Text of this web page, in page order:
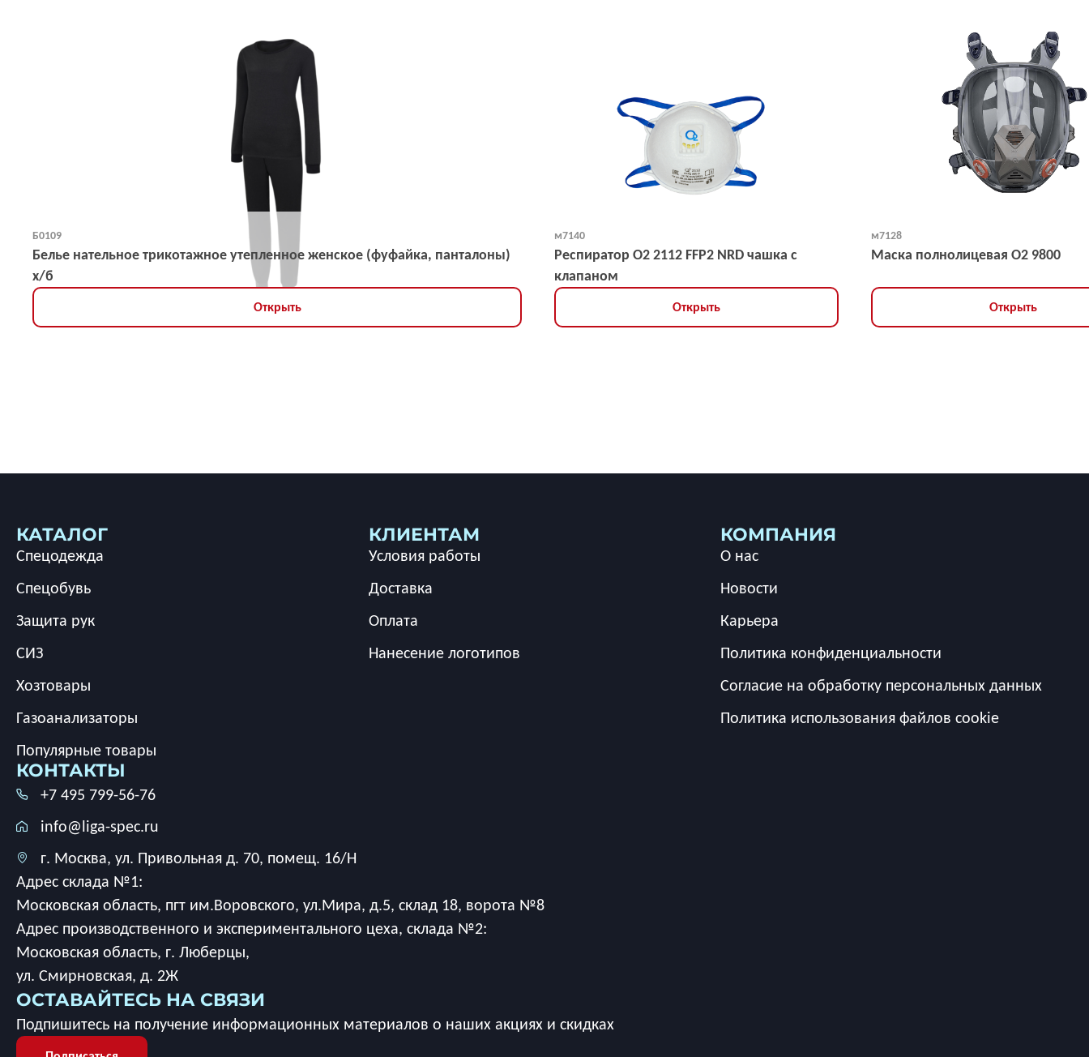
Б0109
Белье нательное трикотажное утепленное женское (фуфайка, панталоны)
х/б
Открыть
м7140
Респиратор О2 2112 FFP2 NRD чашка с
клапаном
Открыть
м7128
Маска полнолицевая O2 9800
Открыть
КАТАЛОГ
Спецодежда
Спецобувь
Защита рук
СИЗ
Хозтовары
Газоанализаторы
Популярные товары
КЛИЕНТАМ
Условия работы
Доставка
Оплата
Нанесение логотипов
КОМПАНИЯ
О нас
Новости
Карьера
Политика конфиденциальности
Согласие на обработку персональных данных
Политика использования файлов cookie
КОНТАКТЫ
+7 495 799-56-76
info@liga-spec.ru
г. Москва, ул. Привольная д. 70, помещ. 16/Н
Адрес склада №1:
Московская область, пгт им.Воровского, ул.Мира, д.5, склад 18, ворота №8
Адрес производственного и экспериментального цеха, склада №2:
Московская область, г. Люберцы,
ул. Смирновская, д. 2Ж
ОСТАВАЙТЕСЬ НА СВЯЗИ
Подпишитесь на получение информационных материалов о наших акциях и скидках